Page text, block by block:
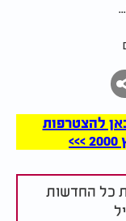
להצטרפות
כל החדשות